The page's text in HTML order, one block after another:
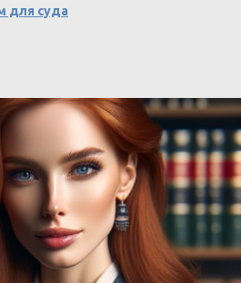
для суда